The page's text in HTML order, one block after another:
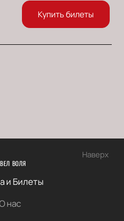
Купить билеты
Наверх
ВОЛЯ
и Билеты
нас